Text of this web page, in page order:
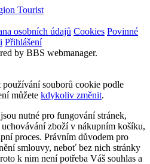
Tourist
osobních údajů Cookies Povinné
Přihlášení
souborů cookie podle
můžete kdykoliv změnit.
nutné pro fungování stránek,
zboží v nákupním košíku,
proces. Právním důvodem pro
smlouvy, neboť bez nich stránky
k nim není potřeba Váš souhlas a